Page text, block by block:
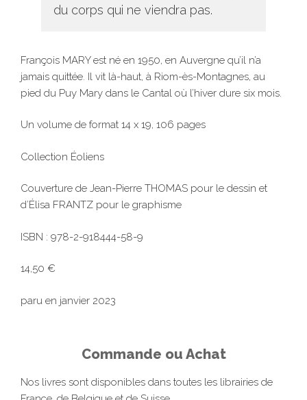
du corps qui ne viendra pas.
François MARY est né en 1950, en Auvergne qu’il n’a
jamais quittée. Il vit là-haut, à Riom-ès-Montagnes, au
pied du Puy Mary dans le Cantal où l’hiver dure six mois.
Un volume de format 14 x 19, 106 pages
Collection Éoliens
Couverture de Jean-Pierre THOMAS pour le dessin et
d’Élisa FRANTZ pour le graphisme
ISBN : 978-2-918444-58-9
14,50 €
paru en janvier 2023
Commande ou Achat
Nos livres sont disponibles dans toutes les librairies de